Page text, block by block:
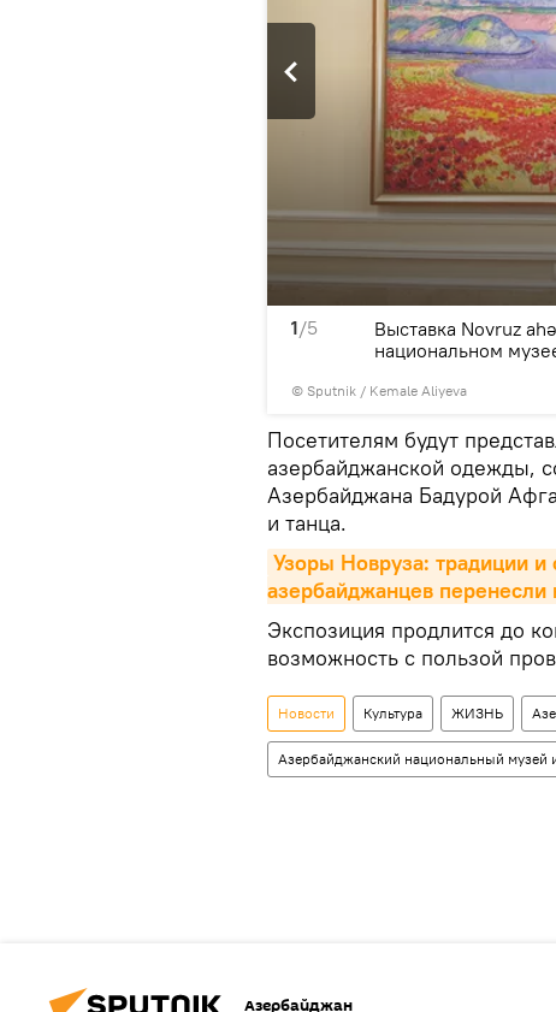
1/5
© Sputnik / Kemale Aliyeva
Выставка Novruz
национальном
Посетителям будут
азербайджанской одежды,
Азербайджана Бадурой
и танца.
Узоры Новруза: традиции
азербайджанцев перенесли
Экспозиция продлится до
возможность с пользой
Новости Культура ЖИЗНЬ
Азербайджанский национальный музей
Азербайджан